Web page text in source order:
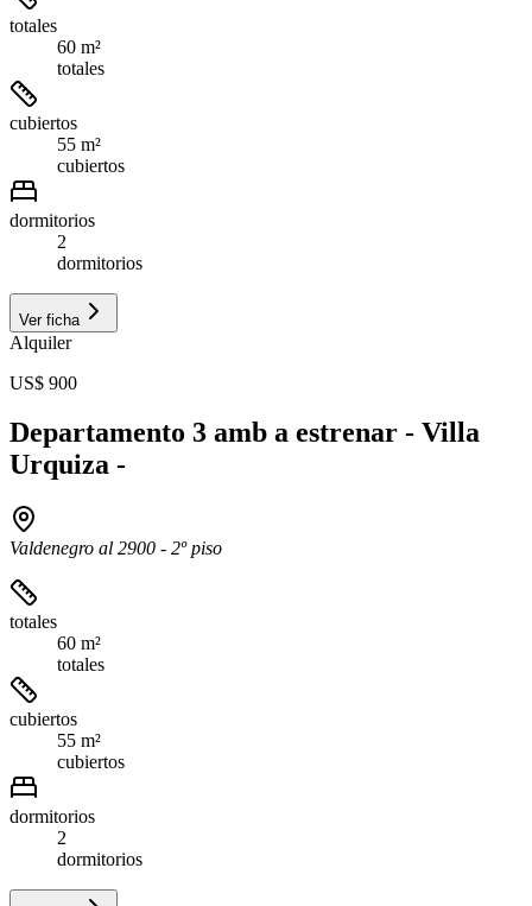
totales
60 m²
totales
cubiertos
55 m²
cubiertos
dormitorios
2
dormitorios
Ver ficha
Alquiler
US$ 900
Departamento 3 amb a estrenar - Villa
Urquiza -
Valdenegro al 2900 - 2º piso
totales
60 m²
totales
cubiertos
55 m²
cubiertos
dormitorios
2
dormitorios